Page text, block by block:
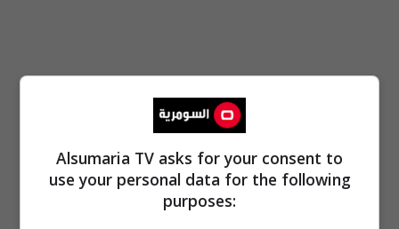
Alsumaria TV asks for your consent to
use your personal data for the following
purposes: